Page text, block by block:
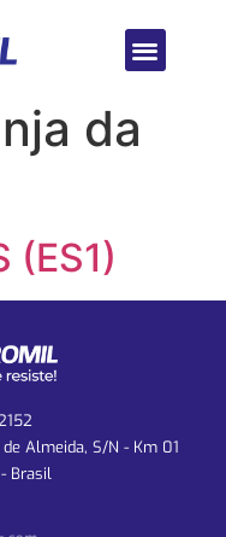
da
(ES1)
Almeida, S/N - Km 01
Brasil